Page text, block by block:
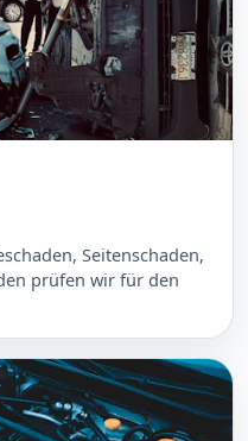
Seitenschaden,
prüfen wir für den